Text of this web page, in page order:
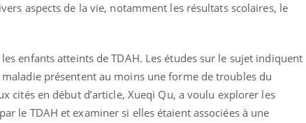
aspects de la vie, notamment les résultats scolaires, le
enfants atteints de TDAH. Les études sur le sujet indiquent
présentent au moins une forme de troubles du
cités en début d’article, Xueqi Qu, a voulu explorer les
le TDAH et examiner si elles étaient associées à une